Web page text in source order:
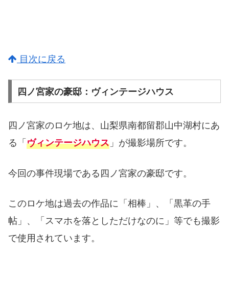
目次に戻る
四ノ宮家の豪邸：ヴィンテージハウス
四ノ宮家のロケ地は、山梨県南都留郡山中湖村にあ
る「ヴィンテージハウス 」が撮影場所です。
今回の事件現場である四ノ宮家の豪邸です。
このロケ地は過去の作品に「相棒」、「黒革の手
帖」、「スマホを落としただけなのに」等でも撮影
で使用されています。